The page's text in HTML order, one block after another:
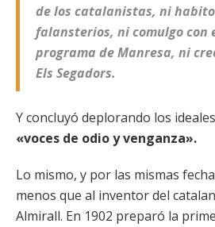
de los catalanistas, ni
falansterios, ni comulgo con
programa de Manresa, ni
Els Segadors.
Y concluyó deplorando los
«voces de odio y venganza».
Lo mismo, y por las mismas
menos que al inventor del
Almirall. En 1902 preparó la